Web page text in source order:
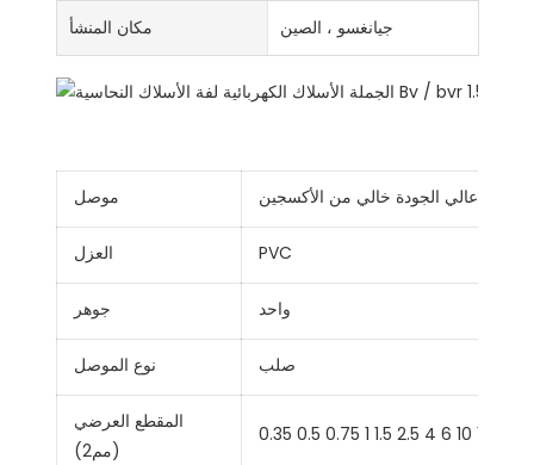
مكان المنشأ جيانغسو ، الصين
موصل نحاس عالي الجودة خالي من الأكسجين
العزل PVC
جوهر واحد
نوع الموصل صلب
المقطع العرضي
(مم2)
0.35 0.5 0.75 1 1.5 2.5 4 6 10 16 25